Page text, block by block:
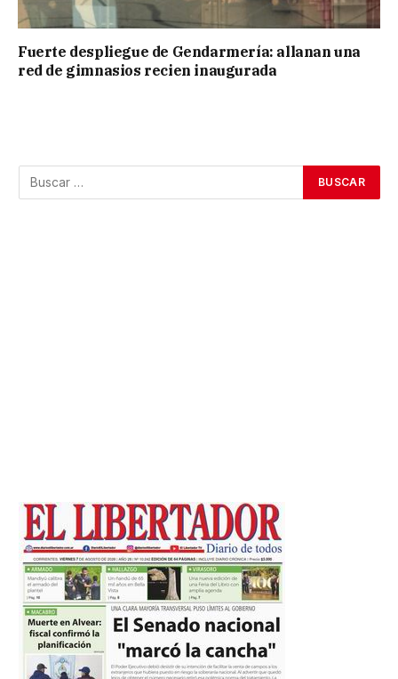
Fuerte despliegue de Gendarmería: allanan una
red de gimnasios recien inaugurada